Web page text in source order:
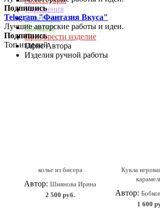
Украшения
Сувениры
Подарки
Приобрести изделие
Офис Автора
Изделия ручной работы
Подпишись
Telegram "Фантазия Вкуса"
Лучшие авторские работы и идеи.
Подпишись
Топ изделий
колье из бисера
Автор: Шиянова Ирина
2 500 руб.
Кукла
Автор:
1 600